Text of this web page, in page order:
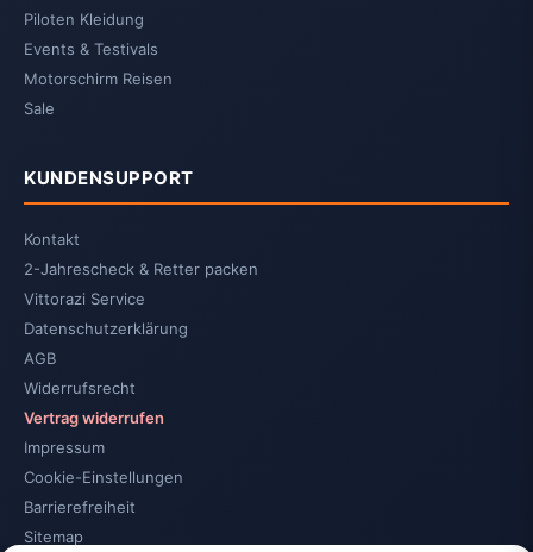
Piloten Kleidung
Events & Testivals
Motorschirm Reisen
Sale
KUNDENSUPPORT
Kontakt
2-Jahrescheck & Retter packen
Vittorazi Service
Datenschutzerklärung
AGB
Widerrufsrecht
Vertrag widerrufen
Impressum
Cookie-Einstellungen
Barrierefreiheit
Sitemap